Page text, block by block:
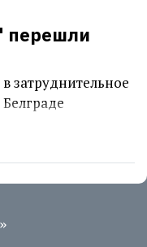
перешли
затруднительное